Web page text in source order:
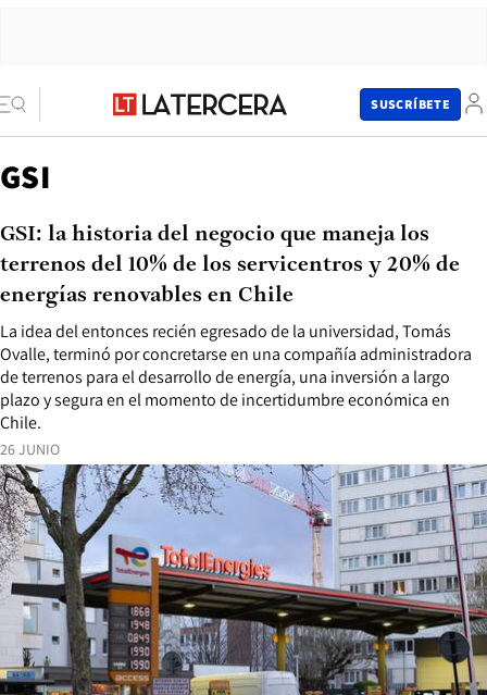
SUSCRÍBETE
GSI
26 JUNIO
La idea del entonces recién egresado de la universidad, Tomás
Ovalle, terminó por concretarse en una compañía administradora
de terrenos para el desarrollo de energía, una inversión a largo
plazo y segura en el momento de incertidumbre económica en
Chile.
GSI: la historia del negocio que maneja los
terrenos del 10% de los servicentros y 20% de
energías renovables en Chile